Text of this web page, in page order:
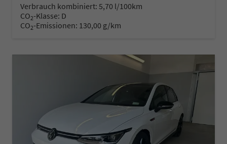
Verbrauch kombiniert: 5,70 l/100km
CO2-Klasse: D
CO2-Emissionen: 130,00 g/km